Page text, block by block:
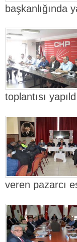
başkanlığında
toplantısı
veren pazarcı